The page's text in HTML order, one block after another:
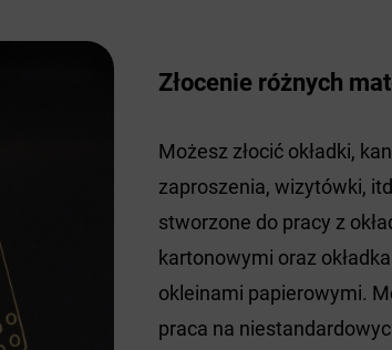
Złocenie różnych
Możesz złocić okładki,
zaproszenia, wizytówki,
stworzone do pracy z
kartonowymi oraz
okleinami papierowymi.
praca na